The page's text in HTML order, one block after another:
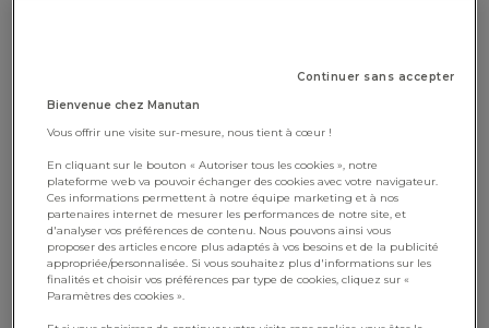
au sein de son département Finances. Porté par
collaborateurs des solutions automatisées
permettant de déléguer l’exécution de tâches
simples et répétitives et de se concentrer sur des
missions à plus forte valeur ajoutée.
La RPA au service du département Finances...
Continuer sans accepter
Bienvenue chez Manutan
Vous offrir une visite sur-mesure, nous tient à cœur !
En cliquant sur le bouton « Autoriser tous les cookies », notre
plateforme web va pouvoir échanger des cookies avec votre navigateur.
Ces informations permettent à notre équipe marketing et à nos
partenaires internet de mesurer les performances de notre site, et
d'analyser vos préférences de contenu. Nous pouvons ainsi vous
proposer des articles encore plus adaptés à vos besoins et de la publicité
appropriée/personnalisée. Si vous souhaitez plus d'informations sur les
finalités et choisir vos préférences par type de cookies, cliquez sur «
Paramètres des cookies ».